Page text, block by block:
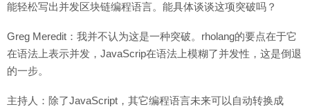
能轻松写出并发区块链编程语言。能具体谈谈这项突破吗？
Greg Meredit：我并不认为这是一种突破。rholang的要点在于它
在语法上表示并发，JavaScrip在语法上模糊了并发性，这是倒退
的一步。
主持人：除了JavaScript，其它编程语言未来可以自动转换成